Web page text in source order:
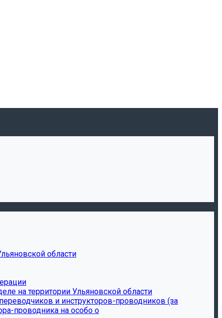
области
на территории Ульяновской области
и инструкторов-проводников (за
проводника на особо о